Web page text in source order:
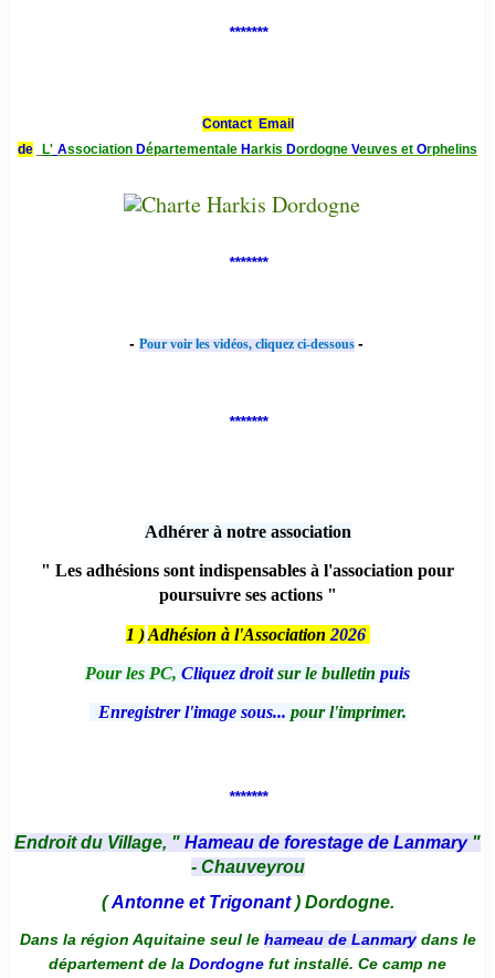
*******
Contact Email
de
L' Association Départementale Harkis Dordogne Veuves et Orphelins
*******
- Pour voir les vidéos, cliquez ci-dessous -
*******
Adhérer à notre association
" Les adhésions sont indispensables à l'association pour
poursuivre ses actions "
1 ) Adhésion à l'Association 2026
Pour les PC, Cliquez droitsur le bulletin puis
Enregistrer l'image sous... pour l'imprimer.
*******
Endroit du Village, " Hameau de forestage de Lanmary "
- Chauveyrou
(Antonne et Trigonant) Dordogne.
Dans la région Aquitaine seul le hameau de Lanmarydans le
département de la Dordogne fut installé. Ce camp ne